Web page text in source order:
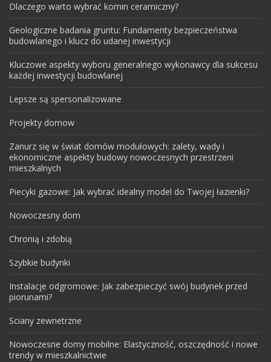
Dlaczego warto wybrać komin ceramiczny?
Geologiczne badania gruntu: Fundamenty bezpieczeństwa
budowlanego i klucz do udanej inwestycji
Kluczowe aspekty wyboru generalnego wykonawcy dla sukcesu
każdej inwestycji budowlanej
Lepsze są spersonalizowane
Projekty domow
Zanurz się w świat domów modułowych: zalety, wady i
ekonomiczne aspekty budowy nowoczesnych przestrzeni
mieszkalnych
Piecyki gazowe: Jak wybrać idealny model do Twojej łazienki?
Nowoczesny dom
Chronią i zdobią
Szybkie budynki
Instalacje odgromowe: Jak zabezpieczyć swój budynek przed
piorunami?
Sciany zewnetrzne
Nowoczesne domy mobilne: Elastyczność, oszczędność i nowe
trendy w mieszkalnictwie